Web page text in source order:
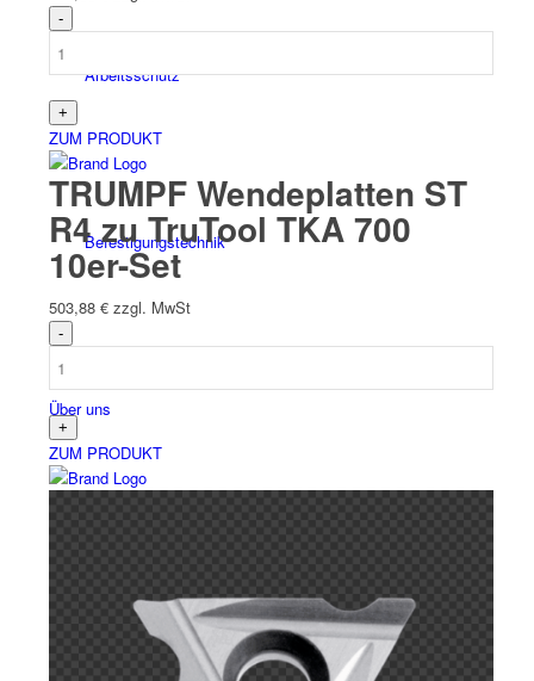
Arbeits­schutz
Befesti­gungs­technik
Über uns
ZUM PRODUKT
TRUMPF Wendeplatten ST
R4 zu TruTool TKA 700
10er-Set
503,88 € zzgl. MwSt
ZUM PRODUKT